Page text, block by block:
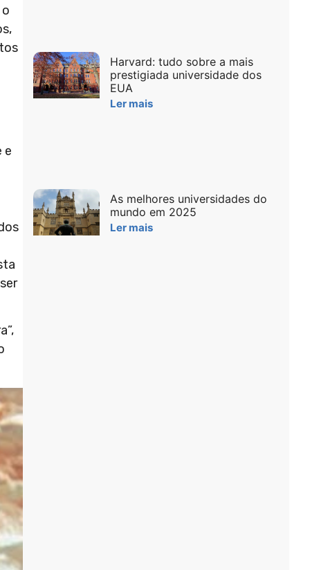
e
Harvard: tudo sobre a mais
prestigiada universidade dos
EUA
Ler mais
As melhores universidades do
mundo em 2025
Ler mais